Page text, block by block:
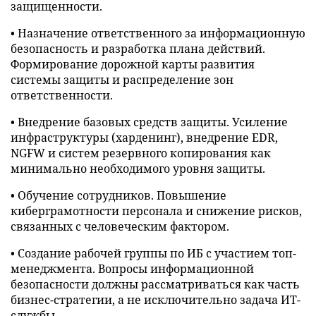
защищенности.
• Назначение ответственного за информационную
безопасность и разработка плана действий.
Формирование дорожной карты развития
системы защиты и распределение зон
ответственности.
• Внедрение базовых средств защиты. Усиление
инфраструктуры (харденинг), внедрение EDR,
NGFW и систем резервного копирования как
минимально необходимого уровня защиты.
• Обучение сотрудников. Повышение
киберграмотности персонала и снижение рисков,
связанных с человеческим фактором.
• Создание рабочей группы по ИБ с участием топ-
менеджмента. Вопросы информационной
безопасности должны рассматриваться как часть
бизнес-стратегии, а не исключительно задача ИТ-